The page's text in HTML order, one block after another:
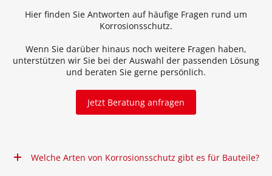
Hier finden Sie Antworten auf häufige Fragen rund um
Korrosionsschutz.
Wenn Sie darüber hinaus noch weitere Fragen haben,
unterstützen wir Sie bei der Auswahl der passenden Lösung
und beraten Sie gerne persönlich.
Jetzt Beratung anfragen
Welche Arten von Korrosionsschutz gibt es für Bauteile?